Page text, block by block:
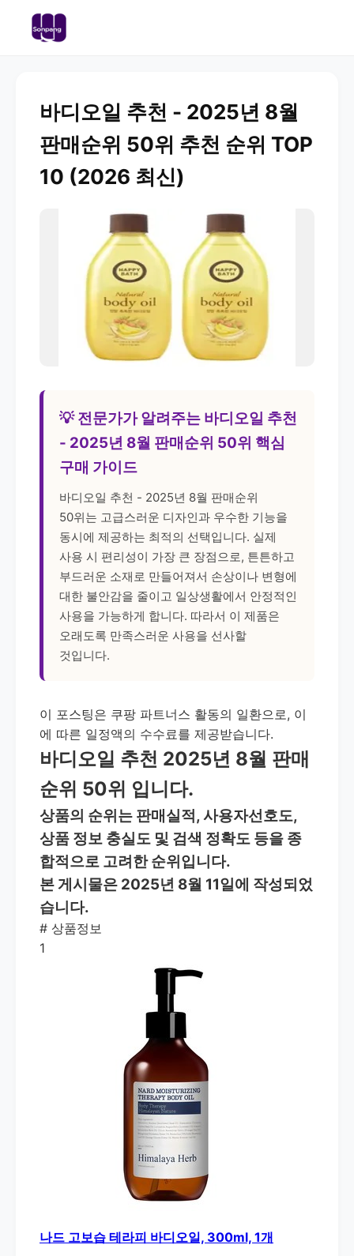
바디오일 추천 - 2025년 8월
판매순위 50위 추천 순위 TOP
10 (2026 최신)
💡 전문가가 알려주는 바디오일 추천
- 2025년 8월 판매순위 50위 핵심
구매 가이드
바디오일 추천 - 2025년 8월 판매순위
50위는 고급스러운 디자인과 우수한 기능을
동시에 제공하는 최적의 선택입니다. 실제
사용 시 편리성이 가장 큰 장점으로, 튼튼하고
부드러운 소재로 만들어져서 손상이나 변형에
대한 불안감을 줄이고 일상생활에서 안정적인
사용을 가능하게 합니다. 따라서 이 제품은
오래도록 만족스러운 사용을 선사할
것입니다.
이 포스팅은 쿠팡 파트너스 활동의 일환으로, 이
에 따른 일정액의 수수료를 제공받습니다.
바디오일 추천 2025년 8월 판매
순위 50위 입니다.
상품의 순위는 판매실적, 사용자선호도,
상품 정보 충실도 및 검색 정확도 등을 종
합적으로 고려한 순위입니다.
본 게시물은 2025년 8월 11일에 작성되었
습니다.
# 상품정보
1
나드 고보습 테라피 바디오일, 300ml, 1개